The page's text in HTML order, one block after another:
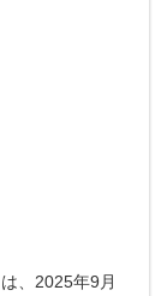
、2025年9月